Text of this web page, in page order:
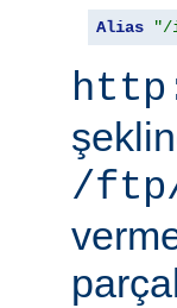
Alias "/
/ftp/